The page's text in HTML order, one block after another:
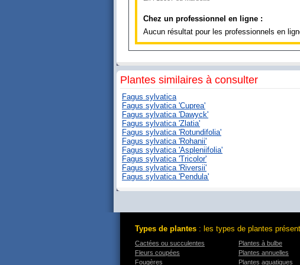
Chez un professionnel en ligne :
Aucun résultat pour les professionnels en
Plantes similaires à consulter
Fagus sylvatica
Fagus sylvatica 'Cuprea'
Fagus sylvatica 'Dawyck'
Fagus sylvatica 'Zlatia'
Fagus sylvatica 'Rotundifolia'
Fagus sylvatica 'Rohanii'
Fagus sylvatica 'Aspleniifolia'
Fagus sylvatica 'Tricolor'
Fagus sylvatica 'Riversii'
Fagus sylvatica 'Pendula'
Types de plantes : les types de plantes
Cactées ou succulentes
Fleurs coupées
Fougères
Plantes à bulbe
Plantes annuelles
Plantes aquatiques